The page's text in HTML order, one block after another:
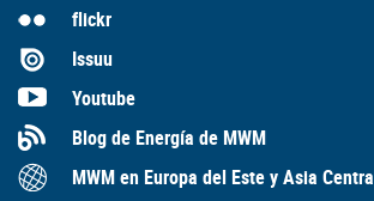
flickr
Issuu
Youtube
Blog de Energía de MWM
MWM en Europa del Este y Asia Centra